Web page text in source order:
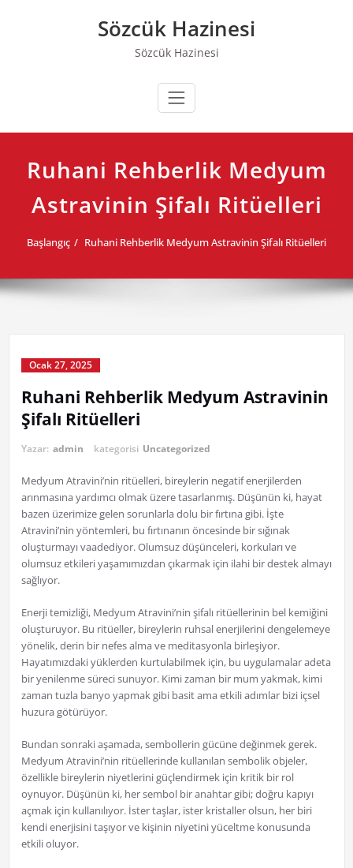
Sözcük Hazinesi
Sözcük Hazinesi
Ruhani Rehberlik Medyum
Astravinin Şifalı Ritüelleri
Başlangıç Ruhani Rehberlik Medyum Astravinin Şifalı Ritüelleri
Ocak 27, 2025
Ruhani Rehberlik Medyum Astravinin
Şifalı Ritüelleri
Yazar: admin kategorisi Uncategorized
Medyum Atravini’nin ritüelleri, bireylerin negatif enerjilerden
arınmasına yardımcı olmak üzere tasarlanmış. Düşünün ki, hayat
bazen üzerimize gelen sorunlarla dolu bir fırtına gibi. İşte
Atravini’nin yöntemleri, bu fırtınanın öncesinde bir sığınak
oluşturmayı vaadediyor. Olumsuz düşünceleri, korkuları ve
olumsuz etkileri yaşamımızdan çıkarmak için ilahi bir destek almayı
sağlıyor.
Enerji temizliği, Medyum Atravini’nin şifalı ritüellerinin bel kemiğini
oluşturuyor. Bu ritüeller, bireylerin ruhsal enerjilerini dengelemeye
yönelik, derin bir nefes alma ve meditasyonla birleşiyor.
Hayatımızdaki yüklerden kurtulabilmek için, bu uygulamalar adeta
bir yenilenme süreci sunuyor. Kimi zaman bir mum yakmak, kimi
zaman tuzla banyo yapmak gibi basit ama etkili adımlar bizi içsel
huzura götürüyor.
Bundan sonraki aşamada, sembollerin gücüne değinmek gerek.
Medyum Atravini’nin ritüellerinde kullanılan sembolik objeler,
özellikle bireylerin niyetlerini güçlendirmek için kritik bir rol
oynuyor. Düşünün ki, her sembol bir anahtar gibi; doğru kapıyı
açmak için kullanılıyor. İster taşlar, ister kristaller olsun, her biri
kendi enerjisini taşıyor ve kişinin niyetini yüceltme konusunda
etkili oluyor.